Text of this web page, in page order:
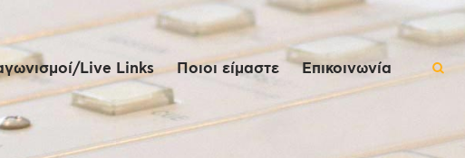
Live Links Ποιοι είμαστε Επικοινωνία